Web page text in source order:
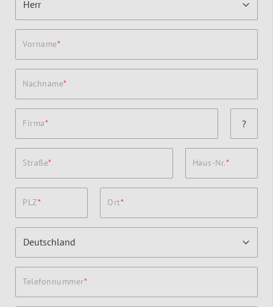
Vorname
Nachname
Firma ?
Straße Haus-Nr.
PLZ Ort
Telefonnummer